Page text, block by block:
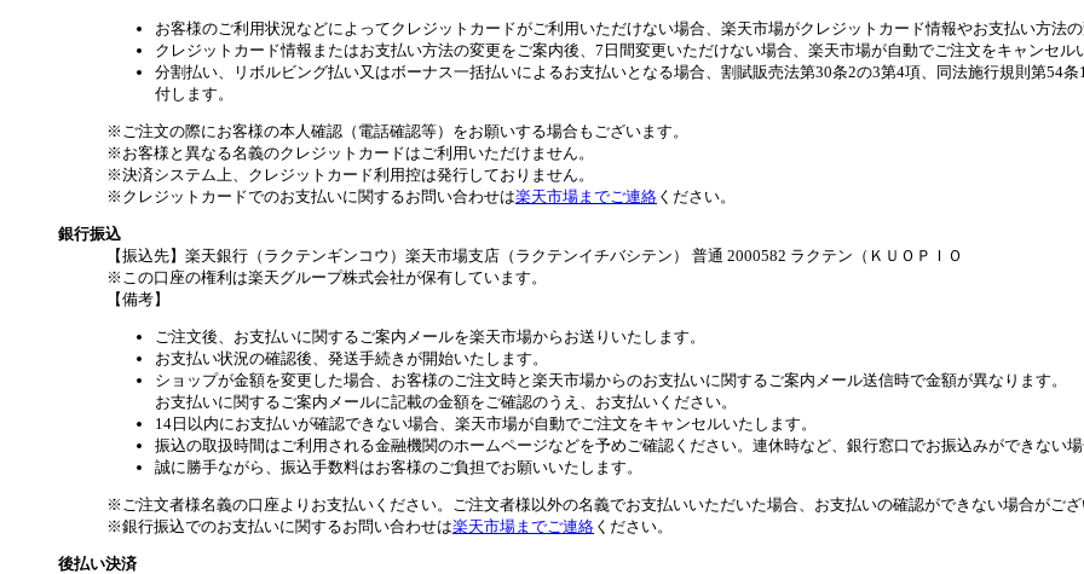
お客様のご利用状況などによってクレジットカードがご利用いただけない場合、楽天市場がクレジットカード情報やお支払い方法
クレジットカード情報またはお支払い方法の変更をご案内後、7日間変更いただけない場合、楽天市場が自動でご注文をキャンセル
分割払い、リボルビング払い又はボーナス一括払いによるお支払いとなる場合、割賦販売法第30条2の3第4項、同法施行規則第54
付します。
※ご注文の際にお客様の本人確認（電話確認等）をお願いする場合もございます。
※お客様と異なる名義のクレジットカードはご利用いただけません。
※決済システム上、クレジットカード利用控は発行しておりません。
※クレジットカードでのお支払いに関するお問い合わせは楽天市場までご連絡 ください。
銀行振込
【振込先】楽天銀行（ラクテンギンコウ）楽天市場支店（ラクテンイチバシテン） 普通 2000582 ラクテン（ＫＵＯＰＩＯ
※この口座の権利は楽天グループ株式会社が保有しています。
【備考】
ご注文後、お支払いに関するご案内メールを楽天市場からお送りいたします。
お支払い状況の確認後、発送手続きが開始いたします。
ショップが金額を変更した場合、お客様のご注文時と楽天市場からのお支払いに関するご案内メール送信時で金額が異なります。
お支払いに関するご案内メールに記載の金額をご確認のうえ、お支払いください。
14日以内にお支払いが確認できない場合、楽天市場が自動でご注文をキャンセルいたします。
振込の取扱時間はご利用される金融機関のホームページなどを予めご確認ください。連休時など、銀行窓口でお振込みができない
誠に勝手ながら、振込手数料はお客様のご負担でお願いいたします。
※ご注文者様名義の口座よりお支払いください。ご注文者様以外の名義でお支払いいただいた場合、お支払いの確認ができない場合がご
※銀行振込でのお支払いに関するお問い合わせは楽天市場までご連絡 ください。
後払い決済